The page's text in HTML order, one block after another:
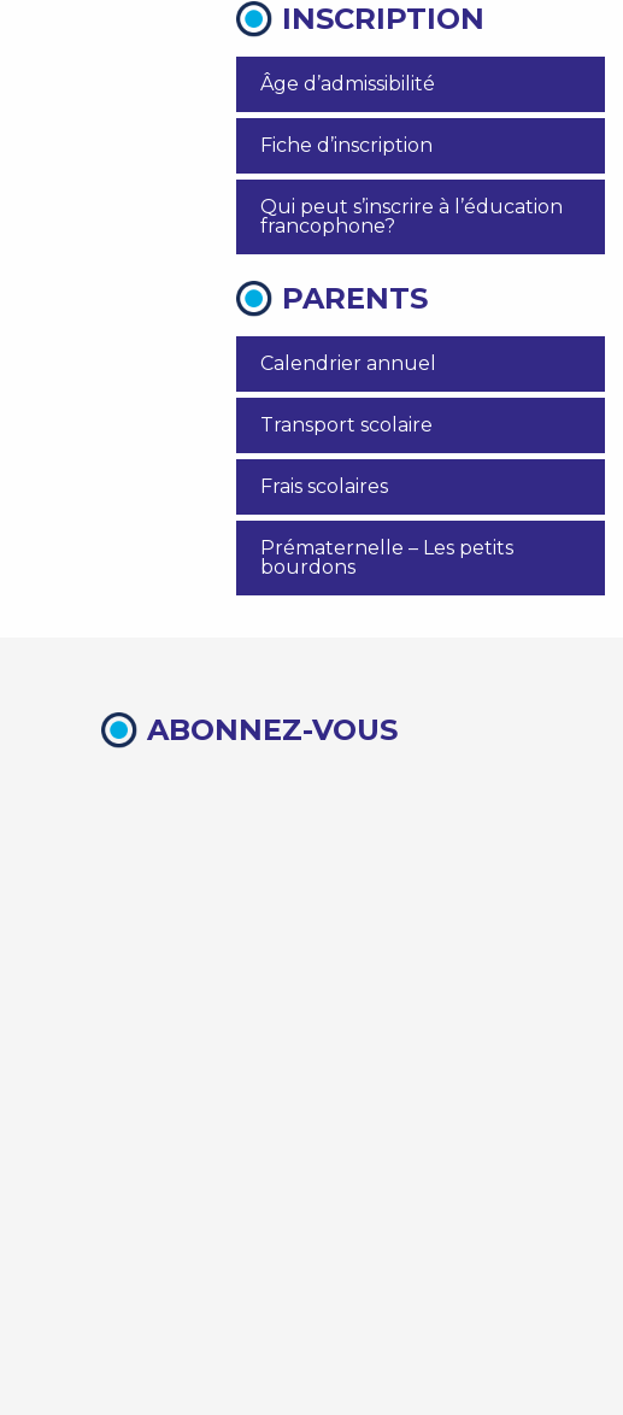
INSCRIPTION
Âge d’admissibilité
Fiche d’inscription
Qui peut s’inscrire à l’éducation
francophone?
PARENTS
Calendrier annuel
Transport scolaire
Frais scolaires
Prématernelle – Les petits
bourdons
ABONNEZ-VOUS